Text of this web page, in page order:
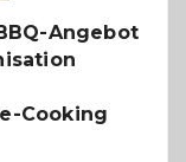
Angebot
Cooking